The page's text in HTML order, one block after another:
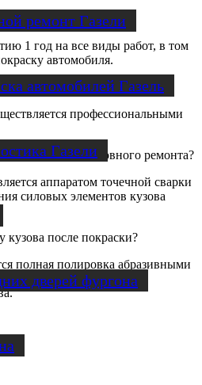
ремонт Газели
автомобилей Газель
Газели
дверей фургона
работы?
1 год на все виды работ, в том
автомобиля.
вы используете?
профессиональными
для кузовного ремонта?
аппаратом точечной сварки
силовых элементов кузова
кузова после покраски?
полная полировка абразивными
полировку фар и